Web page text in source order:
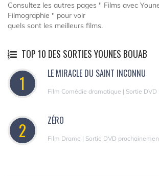
Consultez les autres pages " Films avec
Filmographie " pour voir
quels sont les meilleurs films.
TOP 10 DES SORTIES YOUNES BOUAB
1 LE MIRACLE DU SAINT INCONNU
Film Comédie dramatique | Sortie DVD
2 ZÉRO
Film Drame | Sortie DVD